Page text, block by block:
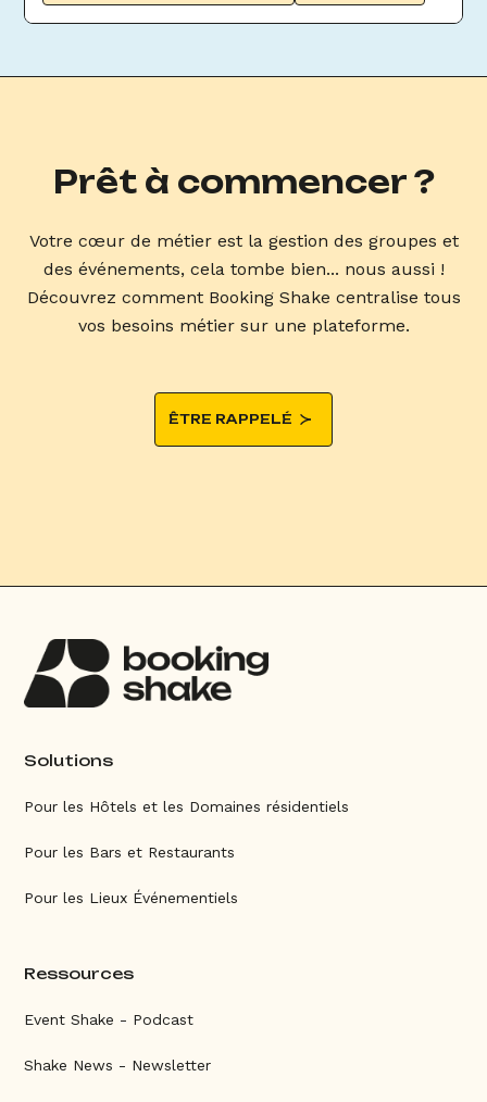
Prêt à commencer ?
Votre cœur de métier est la gestion des groupes et
des événements, cela tombe bien... nous aussi !
Découvrez comment Booking Shake centralise tous
vos besoins métier sur une plateforme.
ÊTRE RAPPELÉ
Solutions
Pour les Hôtels et les Domaines résidentiels
Pour les Bars et Restaurants
Pour les Lieux Événementiels
Ressources
Event Shake - Podcast
Shake News - Newsletter